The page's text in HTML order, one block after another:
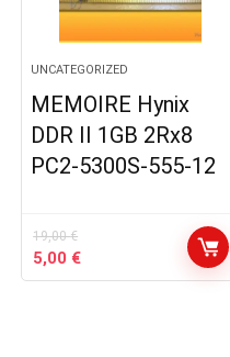
UNCATEGORIZED
MEMOIRE Hynix
DDR II 1GB 2Rx8
PC2-5300S-555-12
19,00€
Le
prix
5,00 €Le
prix